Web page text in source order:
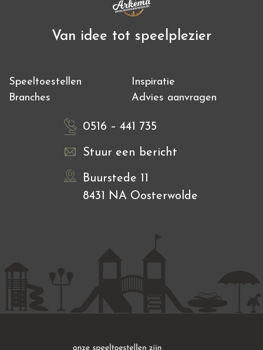
Van idee tot speelplezier
Speeltoestellen
Inspiratie
Branches
Advies aanvragen
0516 – 441 735
Stuur een bericht
Buurstede 11
8431 NA Oosterwolde